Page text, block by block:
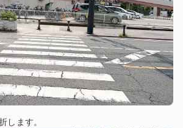
します。